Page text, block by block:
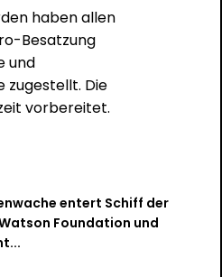
entert Schiff der
Foundation und
haben allen
Besatzung
und
zugestellt. Die
vorbereitet.